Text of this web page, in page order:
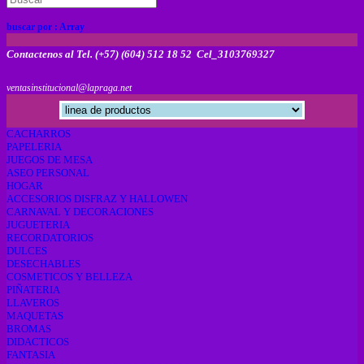
buscar por : Array
Contactenos al Tel. (+57) (604) 512 18 52 Cel_3103769327
ventasinstitucional@lapraga.net
CACHARROS
PAPELERIA
JUEGOS DE MESA
ASEO PERSONAL
HOGAR
ACCESORIOS DISFRAZ Y HALLOWEN
CARNAVAL Y DECORACIONES
JUGUETERIA
RECORDATORIOS
DULCES
DESECHABLES
COSMETICOS Y BELLEZA
PIÑATERIA
LLAVEROS
MAQUETAS
BROMAS
DIDACTICOS
FANTASIA